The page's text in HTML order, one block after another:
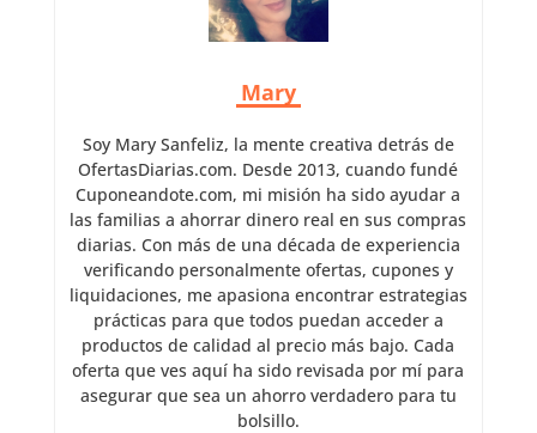
Mary
Soy Mary Sanfeliz, la mente creativa detrás de
OfertasDiarias.com. Desde 2013, cuando fundé
Cuponeandote.com, mi misión ha sido ayudar a
las familias a ahorrar dinero real en sus compras
diarias. Con más de una década de experiencia
verificando personalmente ofertas, cupones y
liquidaciones, me apasiona encontrar estrategias
prácticas para que todos puedan acceder a
productos de calidad al precio más bajo. Cada
oferta que ves aquí ha sido revisada por mí para
asegurar que sea un ahorro verdadero para tu
bolsillo.